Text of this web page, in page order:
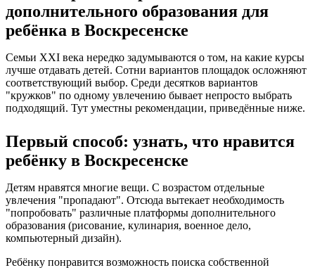
дополнительного образования для
ребёнка в Воскресенске
Семьи XXI века нередко задумываются о том, на какие курсы
лучше отдавать детей. Сотни вариантов площадок осложняют
соответствующий выбор. Среди десятков вариантов
"кружков" по одному увлечению бывает непросто выбрать
подходящий. Тут уместны рекомендации, приведённые ниже.
Первый способ: узнать, что нравится
ребёнку в Воскресенске
Детям нравятся многие вещи. С возрастом отдельные
увлечения "пропадают". Отсюда вытекает необходимость
"попробовать" различные платформы дополнительного
образования (рисование, кулинария, военное дело,
компьютерный дизайн).
Ребёнку понравится возможность поиска собственной